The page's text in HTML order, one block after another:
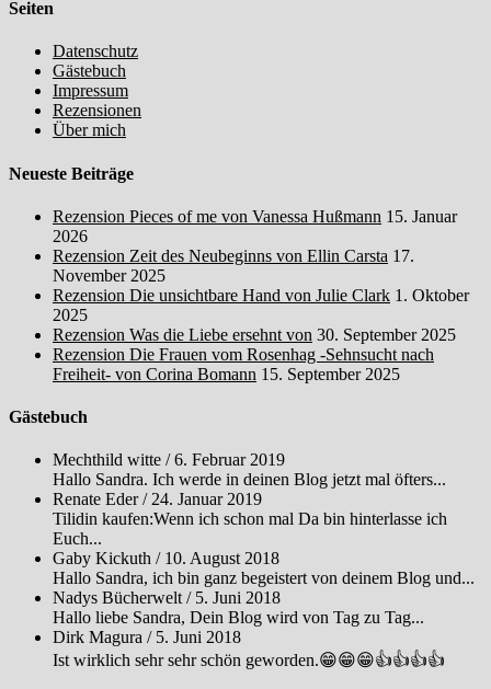
Seiten
Datenschutz
Gästebuch
Impressum
Rezensionen
Über mich
Neueste Beiträge
Rezension Pieces of me von Vanessa Hußmann 15. Januar
2026
Rezension Zeit des Neubeginns von Ellin Carsta 17.
November 2025
Rezension Die unsichtbare Hand von Julie Clark 1. Oktober
2025
Rezension Was die Liebe ersehnt von 30. September 2025
Rezension Die Frauen vom Rosenhag -Sehnsucht nach
Freiheit- von Corina Bomann 15. September 2025
Gästebuch
Mechthild witte /6. Februar 2019
Hallo Sandra. Ich werde in deinen Blog jetzt mal öfters...
Renate Eder/ 24. Januar 2019
Tilidin kaufen:Wenn ich schon mal Da bin hinterlasse ich
Euch...
Gaby Kickuth / 10. August 2018
Hallo Sandra, ich bin ganz begeistert von deinem Blog und...
Nadys Bücherwelt / 5. Juni 2018
Hallo liebe Sandra, Dein Blog wird von Tag zu Tag...
Dirk Magura / 5. Juni 2018
Ist wirklich sehr sehr schön geworden.😁😁😁👍👍👍👍